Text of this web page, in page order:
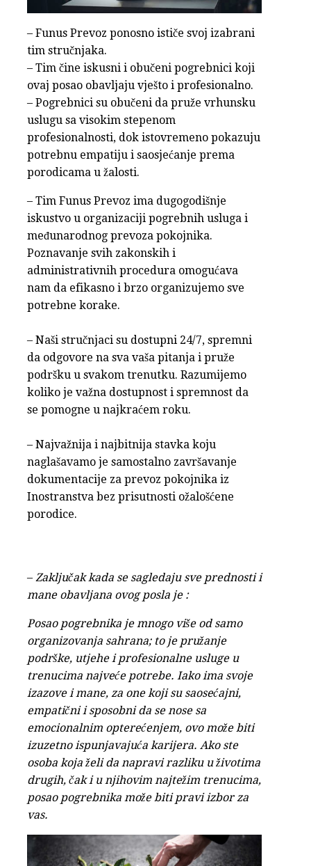
– Funus Prevoz ponosno ističe svoj izabrani
tim stručnjaka.
– Tim čine iskusni i obučeni pogrebnici koji
ovaj posao obavljaju vješto i profesionalno.
– Pogrebnici su obučeni da pruže vrhunsku
uslugu sa visokim stepenom
profesionalnosti, dok istovremeno pokazuju
potrebnu empatiju i saosjećanje prema
porodicama u žalosti.
– Tim Funus Prevoz ima dugogodišnje
iskustvo u organizaciji pogrebnih usluga i
međunarodnog prevoza pokojnika.
Poznavanje svih zakonskih i
administrativnih procedura omogućava
nam da efikasno i brzo organizujemo sve
potrebne korake.
– Naši stručnjaci su dostupni 24/7, spremni
da odgovore na sva vaša pitanja i pruže
podršku u svakom trenutku. Razumijemo
koliko je važna dostupnost i spremnost da
se pomogne u najkraćem roku.
– Najvažnija i najbitnija stavka koju
naglašavamo je samostalno završavanje
dokumentacije za prevoz pokojnika iz
Inostranstva bez prisutnosti ožalošćene
porodice.
– Zaključak kada se sagledaju sve prednosti i
mane obavljana ovog posla je :
Posao pogrebnika je mnogo više od samo
organizovanja sahrana; to je pružanje
podrške, utjehe i profesionalne usluge u
trenucima najveće potrebe. Iako ima svoje
izazove i mane, za one koji su saosećajni,
empatični i sposobni da se nose sa
emocionalnim opterećenjem, ovo može biti
izuzetno ispunjavajuća karijera. Ako ste
osoba koja želi da napravi razliku u životima
drugih, čak i u njihovim najtežim trenucima,
posao pogrebnika može biti pravi izbor za
vas.